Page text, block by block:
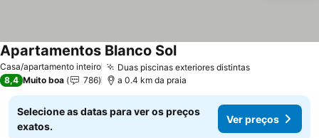
Casa/apartamento inteiro Duas piscinas exteriores distintas
Apartamentos Blanco Sol
8,4 Muito boa 786 a 0.4 km da praia
Selecione as datas para ver os preços
exatos.
Ver preços